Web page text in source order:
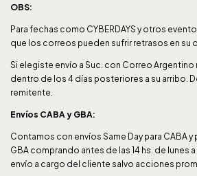
OBS:
Para fechas como CYBERDAYS y otros
que los correos pueden sufrir retrasos en su
Si elegiste envío a Suc. con Correo
dentro de los 4 días posteriores a su arribo.
remitente.
Envíos CABA y GBA:
Contamos con envíos Same Day para CABA
GBA comprando antes de las 14 hs. de lunes
envío a cargo del cliente salvo acciones